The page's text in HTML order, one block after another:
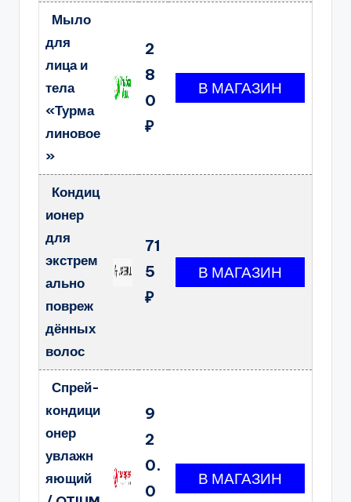
Мыло
для
лица и
тела
«Турма
линовое
»
2
8
0
₽
Кондиц
ионер
для
экстрем
ально
повреж
дённых
волос
71
5
₽
Спрей-
кондици
онер
увлажн
яющий
9
2
0.
0